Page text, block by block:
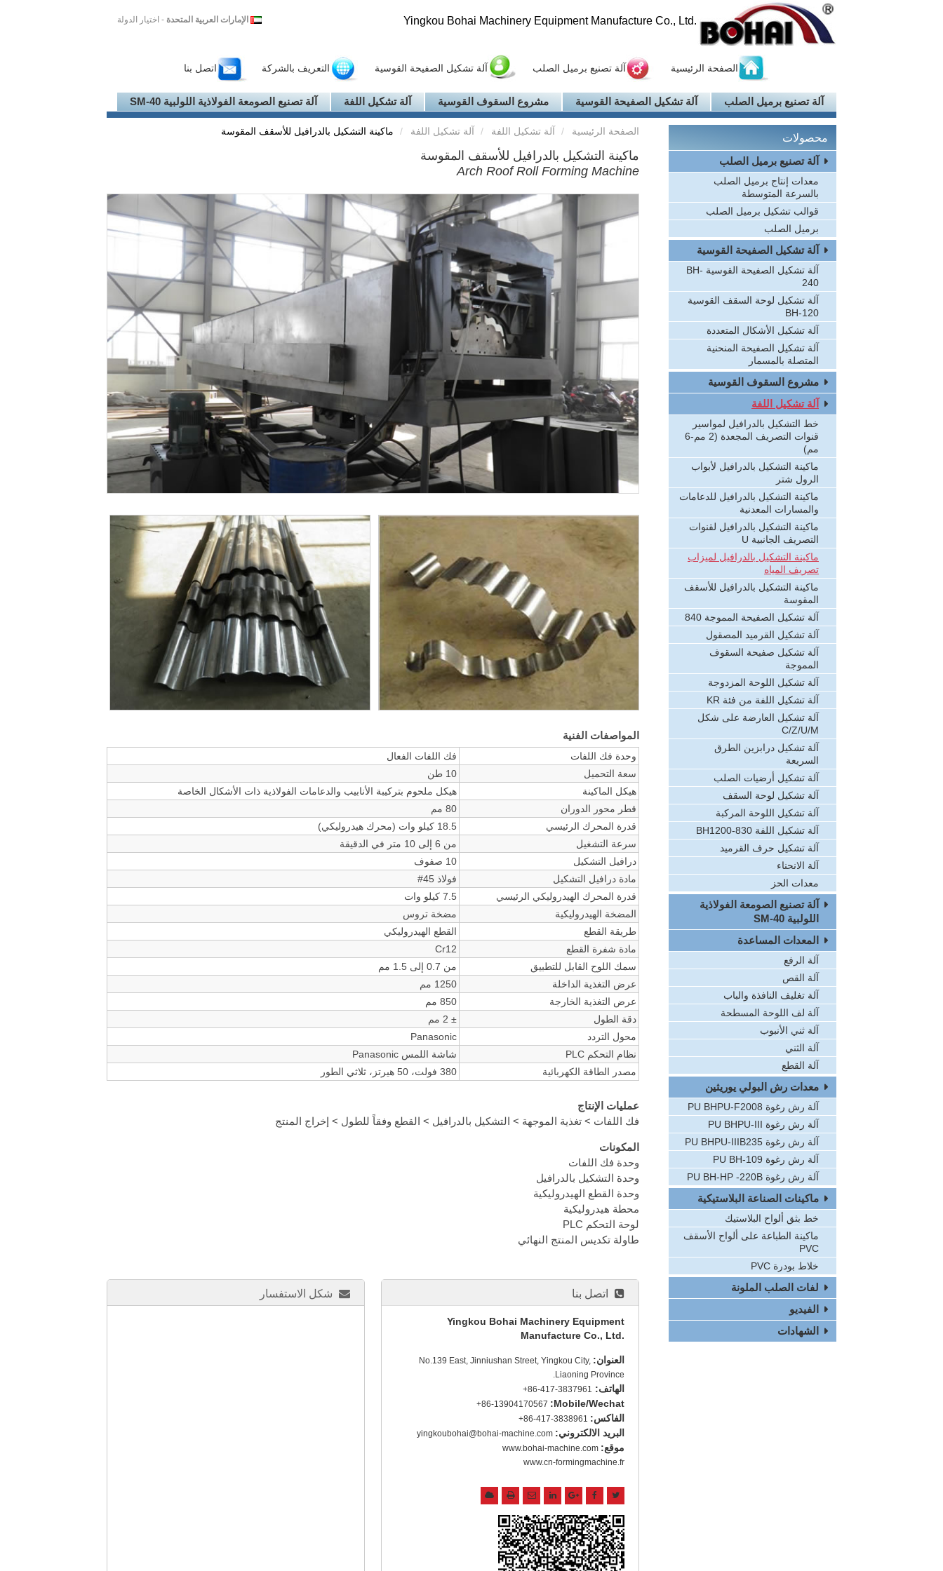
Yingkou Bohai Machinery Equipment Manufacture Co., Ltd. الإمارات العربية المتحدة - اختيار الدولة
الصفحة الرئيسية آلة تصنيع برميل الصلب آلة تشكيل الصفيحة القوسية التعريف بالشركة اتصل بنا
آلة تصنيع برميل الصلب آلة تشكيل الصفيحة القوسية مشروع السقوف القوسية آلة تشكيل اللفة آلة تصنيع الصومعة الفولاذية اللولبية SM-40
الصفحة الرئيسية آلة تشكيل اللفة آلة تشكيل اللفة ماكينة التشكيل بالدرافيل للأسقف المقوسة
ماكينة التشكيل بالدرافيل للأسقف المقوسة
Arch Roof Roll Forming Machine
المواصفات الفنية
وحدة فك اللفات
فك اللفات الفعال
سعة التحميل
10 طن
هيكل الماكينة
هيكل ملحوم بتركيبة الأنابيب والدعامات الفولاذية ذات الأشكال الخاصة
قطر محور الدوران
80 مم
قدرة المحرك الرئيسي
18.5 كيلو وات (محرك هيدروليكي)
سرعة التشغيل
من 6 إلى 10 متر في الدقيقة
درافيل التشكيل
10 صفوف
مادة درافيل التشكيل
فولاذ 45#
قدرة المحرك الهيدروليكي الرئيسي
7.5 كيلو وات
المضخة الهيدروليكية
مضخة تروس
طريقة القطع
القطع الهيدروليكي
مادة شفرة القطع
Cr12
سمك اللوح القابل للتطبيق
من 0.7 إلى 1.5 مم
عرض التغذية الداخلة
1250 مم
عرض التغذية الخارجة
850 مم
دقة الطول
± 2 مم
محول التردد
Panasonic
نظام التحكم PLC
شاشة اللمس Panasonic
مصدر الطاقة الكهربائية
380 فولت، 50 هيرتز، ثلاثي الطور
عمليات الإنتاج
فك اللفات > تغذية الموجهة > التشكيل بالدرافيل > القطع وفقاً للطول > إخراج المنتج
المكونات
وحدة فك اللفات
وحدة التشكيل بالدرافيل
وحدة القطع الهيدروليكية
محطة هيدروليكية
لوحة التحكم PLC
طاولة تكديس المنتج النهائي
شكل الاستفسار اتصل بنا
Yingkou Bohai Machinery Equipment
Manufacture Co., Ltd.
العنوان: No.139 East, Jinniushan Street, Yingkou City,
Liaoning Province.
الهاتف: +86-417-3837961
Mobile/Wechat:
+86-13904170567
الفاكس: +86-417-3838961
البريد الالكتروني: yingkoubohai@bohai-machine.com
موقع:
www.cn-formingmachine.fr
محصولات
آلة تصنيع برميل الصلب
معدات إنتاج برميل الصلب
بالسرعة المتوسطة
قوالب تشكيل برميل الصلب
برميل الصلب
آلة تشكيل الصفيحة القوسية
آلة تشكيل الصفيحة القوسية BH-
240
آلة تشكيل لوحة السقف القوسية
BH-120
آلة تشكيل الأشكال المتعددة
آلة تشكيل الصفيحة المنحنية
المتصلة بالمسمار
مشروع السقوف القوسية
آلة تشكيل اللفة
خط التشكيل بالدرافيل لمواسير
قنوات التصريف المجعدة (2 مم-6
مم)
ماكينة التشكيل بالدرافيل لأبواب
الرول شتر
ماكينة التشكيل بالدرافيل للدعامات
والمسارات المعدنية
ماكينة التشكيل بالدرافيل لقنوات
التصريف الجانبية U
ماكينة التشكيل بالدرافيل لميزاب
تصريف المياه
ماكينة التشكيل بالدرافيل للأسقف
المقوسة
آلة تشكيل الصفيحة المموجة 840
آلة تشكيل القرميد المصقول
آلة تشكيل صفيحة السقوف
المموجة
آلة تشكيل اللوحة المزدوجة
آلة تشكيل اللفة من فئة KR
آلة تشكيل العارضة على شكل
C/Z/U/M
آلة تشكيل درابزين الطرق
السريعة
آلة تشكيل أرضيات الصلب
آلة تشكيل لوحة السقف
آلة تشكيل اللوحة المركبة
آلة تشكيل اللفة BH1200-830
آلة تشكيل حرف القرميد
آلة الانحناء
معدات الحز
آلة تصنيع الصومعة الفولاذية
اللولبية SM-40
المعدات المساعدة
آلة الرفع
آلة القص
آلة تغليف النافذة والباب
آلة لف اللوحة المسطحة
آلة ثني الأنبوب
آلة الثني
آلة القطع
معدات رش البولي يوريثين
آلة رش رغوة PU BHPU-F2008
آلة رش رغوة PU BHPU-III
آلة رش رغوة PU BHPU-IIIB235
آلة رش رغوة PU BH-109
آلة رش رغوة PU BH-HP -220B
ماكينات الصناعة البلاستيكية
خط بثق ألواح البلاستيك
ماكينة الطباعة على ألواح الأسقف
PVC
خلاط بودرة PVC
لفات الصلب الملونة
الفيديو
الشهادات